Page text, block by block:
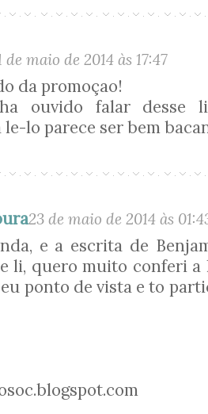
de maio de 2014 às 17:47
da promoçao!
ouvido falar desse
lo parece ser bem
23 de maio de 2014 às
e a escrita de
li, quero muito conferi a
ponto de vista e to